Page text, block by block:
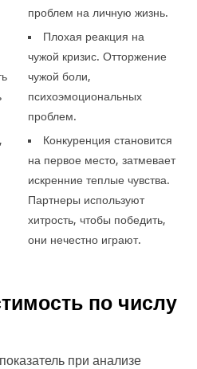
проблем на личную жизнь.
Плохая реакция на
чужой кризис. Отторжение
чужой боли,
психоэмоциональных
проблем.
Конкуренция становится
на первое место, затмевает
искренние теплые чувства.
Партнеры используют
хитрость, чтобы победить,
они нечестно играют.
по числу
при анализе